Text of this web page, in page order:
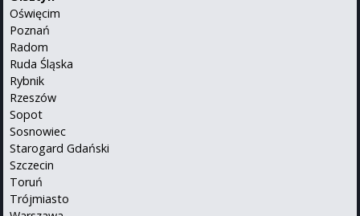
Oświęcim
Poznań
Radom
Ruda Śląska
Rybnik
Rzeszów
Sopot
Sosnowiec
Starogard Gdański
Szczecin
Toruń
Trójmiasto